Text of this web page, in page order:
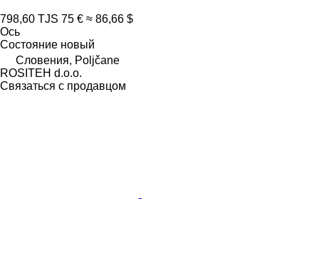
798,60 TJS 75 € ≈ 86,66 $
Ось
Состояние новый
Словения, Poljčane
ROSITEH d.o.o.
Связаться с продавцом